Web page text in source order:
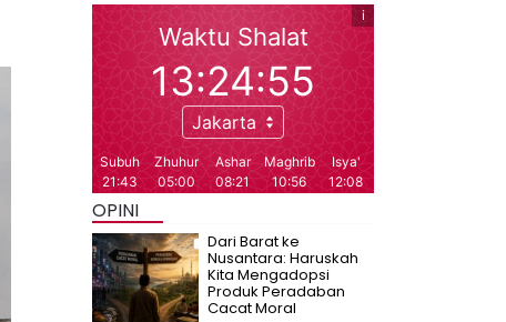
OPINI
Dari Barat ke
Nusantara: Haruskah
Kita Mengadopsi
Produk Peradaban
Cacat Moral